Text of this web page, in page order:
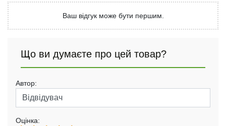
Ваш відгук може бути першим.
Що ви думаєте про цей товар?
Автор:
Оцінка: